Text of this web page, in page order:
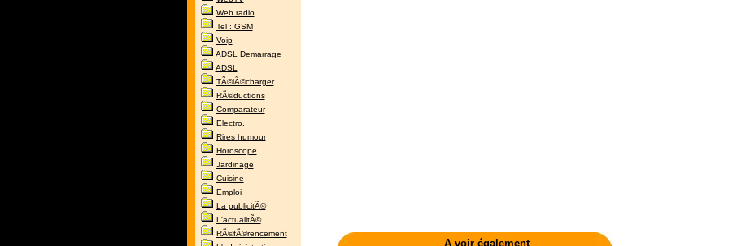
Web radio
Tel : GSM
Voip
ADSL Demarrage
ADSL
TÃ©lÃ©charger
RÃ©ductions
Comparateur
Electro.
Rires humour
Horoscope
Jardinage
Cuisine
Emploi
La publicitÃ©
L'actualitÃ©
RÃ©fÃ©rencement
A voir également